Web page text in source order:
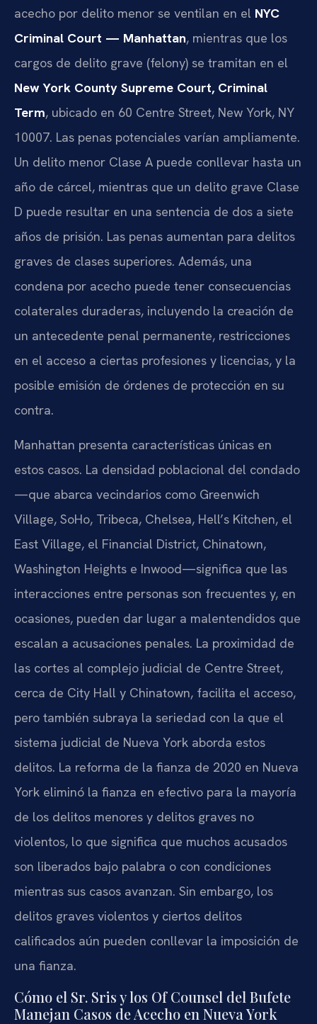
acecho por delito menor se ventilan en el NYC
Criminal Court — Manhattan, mientras que los
cargos de delito grave (felony) se tramitan en el
New York County Supreme Court, Criminal
Term, ubicado en 60 Centre Street, New York, NY
10007. Las penas potenciales varían ampliamente.
Un delito menor Clase A puede conllevar hasta un
año de cárcel, mientras que un delito grave Clase
D puede resultar en una sentencia de dos a siete
años de prisión. Las penas aumentan para delitos
graves de clases superiores. Además, una
condena por acecho puede tener consecuencias
colaterales duraderas, incluyendo la creación de
un antecedente penal permanente, restricciones
en el acceso a ciertas profesiones y licencias, y la
posible emisión de órdenes de protección en su
contra.
Manhattan presenta características únicas en
estos casos. La densidad poblacional del condado
—que abarca vecindarios como Greenwich
Village, SoHo, Tribeca, Chelsea, Hell’s Kitchen, el
East Village, el Financial District, Chinatown,
Washington Heights e Inwood—significa que las
interacciones entre personas son frecuentes y, en
ocasiones, pueden dar lugar a malentendidos que
escalan a acusaciones penales. La proximidad de
las cortes al complejo judicial de Centre Street,
cerca de City Hall y Chinatown, facilita el acceso,
pero también subraya la seriedad con la que el
sistema judicial de Nueva York aborda estos
delitos. La reforma de la fianza de 2020 en Nueva
York eliminó la fianza en efectivo para la mayoría
de los delitos menores y delitos graves no
violentos, lo que significa que muchos acusados
son liberados bajo palabra o con condiciones
mientras sus casos avanzan. Sin embargo, los
delitos graves violentos y ciertos delitos
calificados aún pueden conllevar la imposición de
una fianza.
Cómo el Sr. Sris y los Of Counsel del Bufete
Manejan Casos de Acecho en Nueva York